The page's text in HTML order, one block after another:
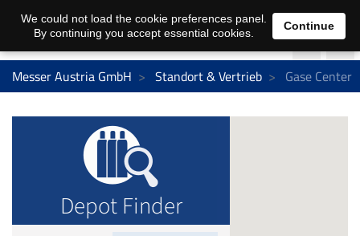
Messer Austria GmbH Standort & Vertrieb Gase Center
Depot Finder
We could not load the cookie preferences panel.
By continuing you accept essential cookies.
Continue